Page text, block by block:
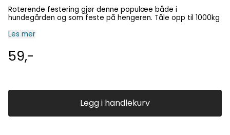
Roterende festering gjør denne populæe både i
hundegården og som feste på hengeren. Tåle opp til 1000kg
Les mer
59,-
Legg i handlekurv